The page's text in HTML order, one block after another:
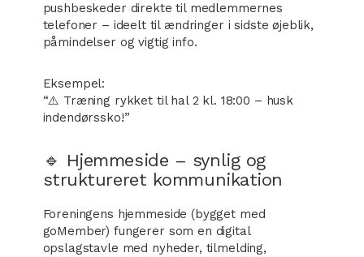
pushbeskeder direkte til medlemmernes
telefoner – ideelt til ændringer i sidste øjeblik,
påmindelser og vigtig info.
Eksempel:
“⚠️ Træning rykket til hal 2 kl. 18:00 – husk
indendørssko!”
🔹 Hjemmeside – synlig og
struktureret kommunikation
Foreningens hjemmeside (bygget med
goMember) fungerer som en digital
opslagstavle med nyheder, tilmelding,